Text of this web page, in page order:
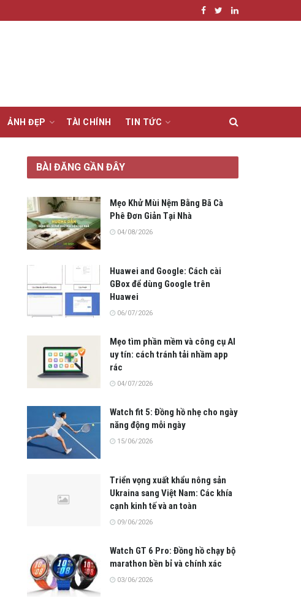
ẢNH ĐẸP TÀI CHÍNH TIN TỨC
BÀI ĐĂNG GẦN ĐÂY
Mẹo Khử Mùi Nệm Bằng Bã Cà
Phê Đơn Giản Tại Nhà
04/08/2026
Huawei and Google: Cách cài
GBox để dùng Google trên
Huawei
06/07/2026
Mẹo tìm phần mềm và công cụ AI
uy tín: cách tránh tải nhầm app
rác
04/07/2026
Watch fit 5: Đồng hồ nhẹ cho ngày
năng động mỗi ngày
15/06/2026
Triển vọng xuất khẩu nông sản
Ukraina sang Việt Nam: Các khía
cạnh kinh tế và an toàn
09/06/2026
Watch GT 6 Pro: Đồng hồ chạy bộ
marathon bền bỉ và chính xác
03/06/2026